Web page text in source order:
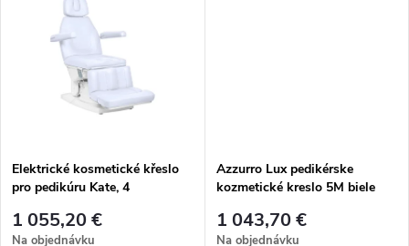
v
Elektrické kosmetické křeslo
pro pedikúru Kate, 4
barva
1 055,20 €
Na objednávku
Azzurro Lux pedikérske
kozmetické kreslo 5M biele
1 043,70 €
Na objednávku